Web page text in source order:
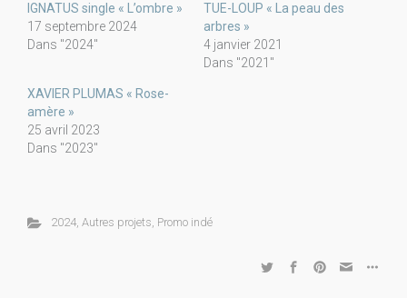
IGNATUS single « L’ombre »
17 septembre 2024
Dans "2024"
TUE-LOUP « La peau des
arbres »
4 janvier 2021
Dans "2021"
XAVIER PLUMAS « Rose-
amère »
25 avril 2023
Dans "2023"
2024, Autres projets, Promo indé